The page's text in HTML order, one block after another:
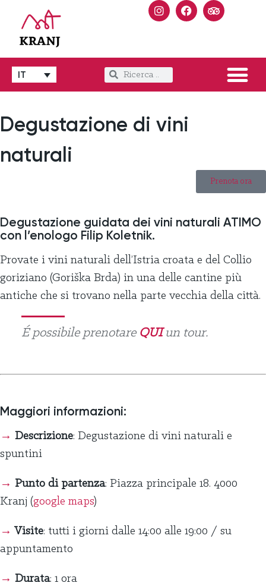
IT
Degustazione di vini
naturali
Prenota ora
Degustazione guidata dei vini naturali ATIMO
con l’enologo Filip Koletnik.
Provate i vini naturali dell’Istria croata e del Collio
goriziano (Goriška Brda) in una delle cantine più
antiche che si trovano nella parte vecchia della città.
É possibile prenotare QUIun tour.
Maggiori informazioni:
→ Descrizione: Degustazione di vini naturali e
spuntini
→ Punto di partenza: Piazza principale 18. 4000
Kranj (google maps)
→ Visite: tutti i giorni dalle 14:00 alle 19:00 / su
appuntamento
→ Durata: 1 ora